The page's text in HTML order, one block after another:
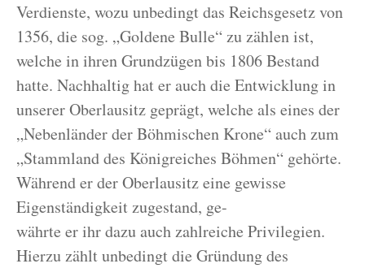
Verdienste, wozu unbedingt das Reichsgesetz von
1356, die sog. „Goldene Bulle“ zu zählen ist,
welche in ihren Grundzügen bis 1806 Bestand
hatte. Nachhaltig hat er auch die Entwicklung in
unserer Oberlausitz geprägt, welche als eines der
„Nebenländer der Böhmischen Krone“ auch zum
„Stammland des Königreiches Böhmen“ gehörte.
Während er der Oberlausitz eine gewisse
Eigenständigkeit zugestand, ge-
währte er ihr dazu auch zahlreiche Privilegien.
Hierzu zählt unbedingt die Gründung des